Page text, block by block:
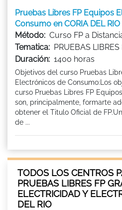
Pruebas Libres FP Equipos
Consumo en CORIA DEL RIO
Método: Curso FP a
Tematica: PRUEBAS
Duración: 1400 horas
Objetivos del curso Pruebas
Electrónicos de Consumo:Los
curso Pruebas Libres FP
son, principalmente, formarte
obtener el Titulo Oficial de
de ...
TODOS LOS CENTROS
PRUEBAS LIBRES FP
ELECTRICIDAD Y
DEL RIO